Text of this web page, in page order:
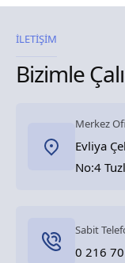
İLETİŞİM
Bizimle
Merkez
Evliya
No:4
Sabit
0 216